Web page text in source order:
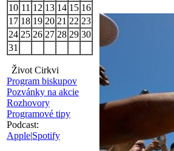
10 11 12 13 14 15 16
17 18 19 20 21 22 23
24 25 26 27 28 29 30
31
Život Cirkvi
Program biskupov
Pozvánky na akcie
Rozhovory
Programové tipy
Podcast:
Apple|Spotify